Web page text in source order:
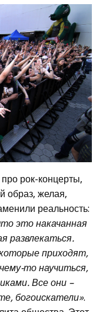
рок-концерты,
образ, желая,
реальность:
это накачанная
развлекаться.
приходят,
то научиться,
Все они –
богоискатели».